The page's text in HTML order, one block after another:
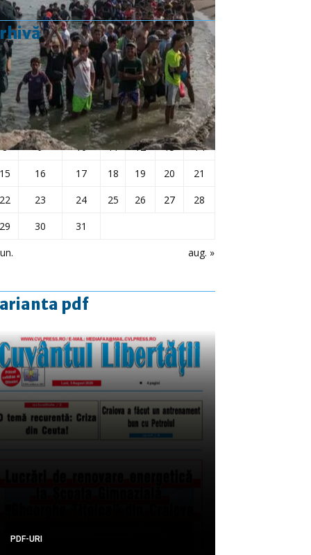
iulie 2024
L Ma Mi J V S D
aug. »
1 2 3 5 6
7
8
9 10 11 12 13
14
16 17 18 19 20
21
23 24 25 26 27
28
30 31
pdf
PDF-URI
PDF-URI
PDF-URI
PDF-URI
PDF-URI